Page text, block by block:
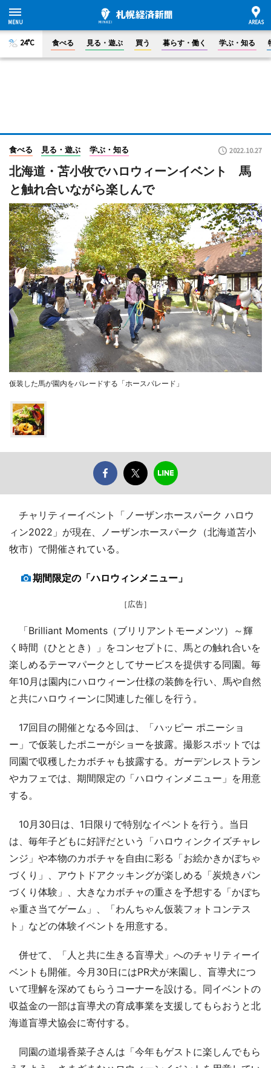
24°C 食べる 見る・遊ぶ 買う 暮らす・働く 学ぶ・知る
食べる 見る・遊ぶ 学ぶ・知る 2022.10.27
北海道・苫小牧でハロウィーンイベント 馬
と触れ合いながら楽しんで
仮装した馬が園内をパレードする「ホースパレード」
チャリティーイベント「ノーザンホースパーク ハロウ
ィン2022」が現在、ノーザンホースパーク（北海道苫小
牧市）で開催されている。
期間限定の「ハロウィンメニュー」
［広告］
「Brilliant Moments（ブリリアントモーメンツ）～輝
く時間（ひととき）」をコンセプトに、馬との触れ合いを
楽しめるテーマパークとしてサービスを提供する同園。毎
年10月は園内にハロウィーン仕様の装飾を行い、馬や自然
と共にハロウィーンに関連した催しを行う。
17回目の開催となる今回は、「ハッピー ポニーショ
ー」で仮装したポニーがショーを披露。撮影スポットでは
同園で収穫したカボチャも披露する。ガーデンレストラン
やカフェでは、期間限定の「ハロウィンメニュー」を用意
する。
10月30日は、1日限りで特別なイベントを行う。当日
は、毎年子どもに好評だという「ハロウィンクイズチャレ
ンジ」や本物のカボチャを自由に彩る「お絵かきかぼちゃ
づくり」、アウトドアクッキングが楽しめる「炭焼きパン
づくり体験」、大きなカボチャの重さを予想する「かぼち
ゃ重さ当てゲーム」、「わんちゃん仮装フォトコンテス
ト」などの体験イベントを用意する。
併せて、「人と共に生きる盲導犬」へのチャリティーイ
ベントも開催。今月30日にはPR犬が来園し、盲導犬につ
いて理解を深めてもらうコーナーを設ける。同イベントの
収益金の一部は盲導犬の育成事業を支援してもらおうと北
海道盲導犬協会に寄付する。
同園の道場香菜子さんは「今年もゲストに楽しんでもら